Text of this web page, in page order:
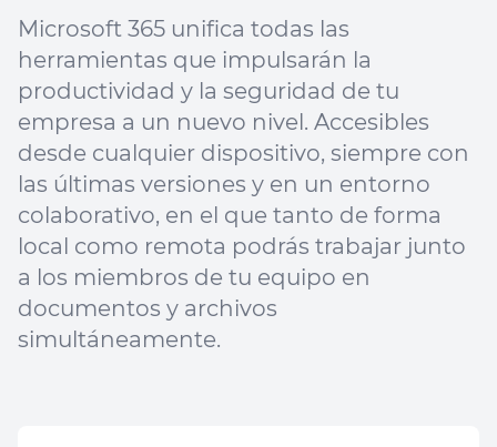
Microsoft 365 unifica todas las
herramientas que impulsarán la
productividad y la seguridad de tu
empresa a un nuevo nivel. Accesibles
desde cualquier dispositivo, siempre con
las últimas versiones y en un entorno
colaborativo, en el que tanto de forma
local como remota podrás trabajar junto
a los miembros de tu equipo en
documentos y archivos
simultáneamente.